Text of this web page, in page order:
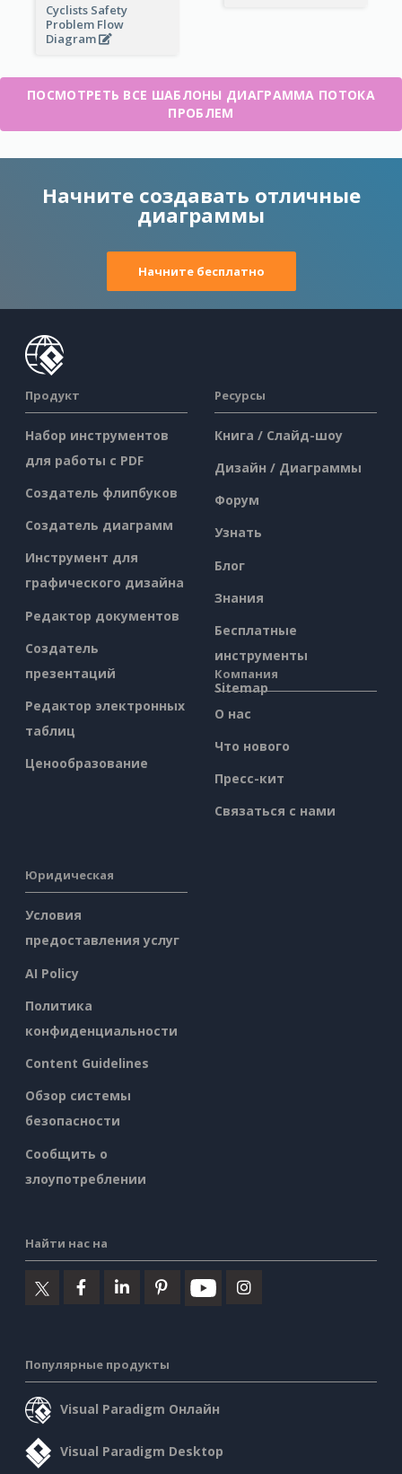
Cyclists Safety
Problem Flow
Diagram
ПОСМОТРЕТЬ ВСЕ ШАБЛОНЫ ДИАГРАММА ПОТОКА
ПРОБЛЕМ
Начните создавать отличные
диаграммы
Начните бесплатно
Продукт
Набор инструментов
для работы с PDF
Создатель флипбуков
Создатель диаграмм
Инструмент для
графического дизайна
Редактор документов
Создатель
презентаций
Редактор электронных
таблиц
Ценообразование
Ресурсы
Книга / Слайд-шоу
Дизайн / Диаграммы
Форум
Узнать
Блог
Знания
Бесплатные
инструменты
Sitemap
Компания
О нас
Что нового
Пресс-кит
Связаться с нами
Юридическая
Условия
предоставления услуг
AI Policy
Политика
конфиденциальности
Content Guidelines
Обзор системы
безопасности
Сообщить о
злоупотреблении
Найти нас на
Популярные продукты
Visual Paradigm Онлайн
Visual Paradigm Desktop